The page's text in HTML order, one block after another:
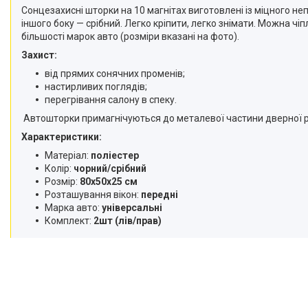
Сонцезахисні шторки на 10 магнітах виготовлені із міцного
іншого боку — срібний. Легко кріпити, легко знімати. Можна
більшості марок авто (розміри вказані на фото).
Захист:
від прямих сонячних променів;
настирливих поглядів;
перегрівання салону в спеку.
Автошторки примагнічуються до металевої частини дверної
Характеристики:
Матеріал: поліестер
Колір: чорний/срібний
Розмір: 80х50х25 см
Розташування вікон: передні
Марка авто: універсальні
Комплект: 2шт (лів/прав)